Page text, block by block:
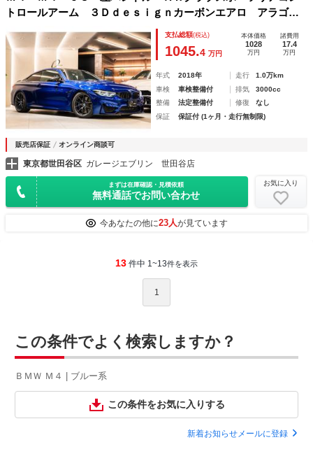
トロールアーム ３Ｄｄｅｓｉｇｎカーボンエアロ アラゴス
タ車高調 バルブコントローラー ＯＬＥＤテールレンズ 社
外インタークーラー
支払総額(税込)
1045.4 万円
本体価格
1028
万円
諸費用
17.4
万円
年式 2018年 走行
1.0万km
車検
車検整備付 排気
3000cc
整備
法定整備付 修復
なし
保証
保証付 (1ヶ月・走行無制限)
販売店保証 オンライン商談可
東京都世田谷区 ガレージエブリン 世田谷店
まずは在庫確認・見積依頼
無料通話でお問い合わせ
お気に入り
今あなたの他に23人が見ています
13 件中 1~13件を表示
1
この条件でよく検索しますか？
ＢＭＷ Ｍ４ | ブルー系
この条件をお気に入りする
新着お知らせメールに登録